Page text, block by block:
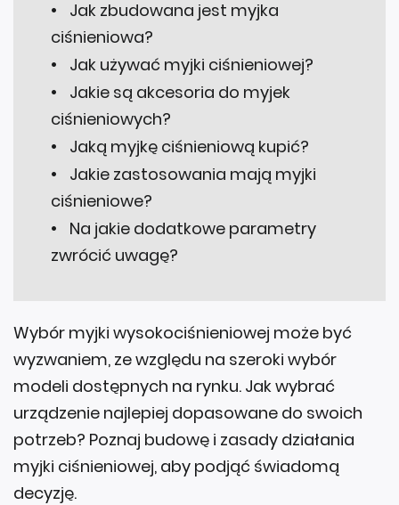
Jak zbudowana jest myjka
ciśnieniowa?
Jak używać myjki ciśnieniowej?
Jakie są akcesoria do myjek
ciśnieniowych?
Jaką myjkę ciśnieniową kupić?
Jakie zastosowania mają myjki
ciśnieniowe?
Na jakie dodatkowe parametry
zwrócić uwagę?
Wybór myjki wysokociśnieniowej może być
wyzwaniem, ze względu na szeroki wybór
modeli dostępnych na rynku. Jak wybrać
urządzenie najlepiej dopasowane do swoich
potrzeb? Poznaj budowę i zasady działania
myjki ciśnieniowej, aby podjąć świadomą
decyzję.